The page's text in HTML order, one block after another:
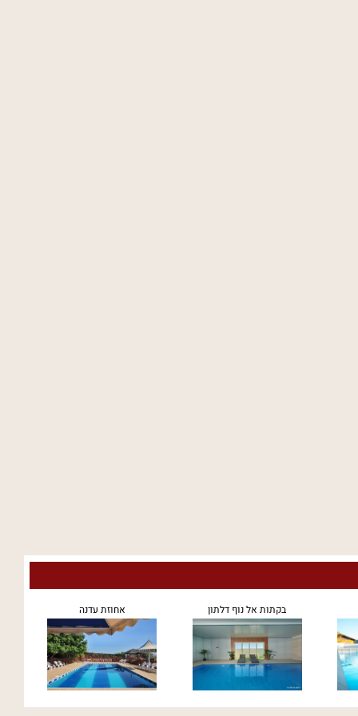
בקתות אל נוף דלתון אחוזת עדנה